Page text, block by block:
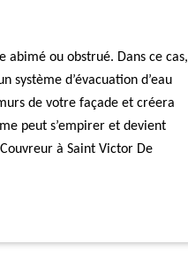
abimé ou obstrué. Dans ce cas,
système d’évacuation d’eau
de votre façade et créera
peut s’empirer et devient
à Saint Victor De